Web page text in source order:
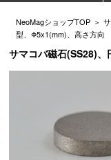
NeoMagショップTOP ＞
型、Φ5x1(mm)、高さ方向
サマコバ磁石(SS28)